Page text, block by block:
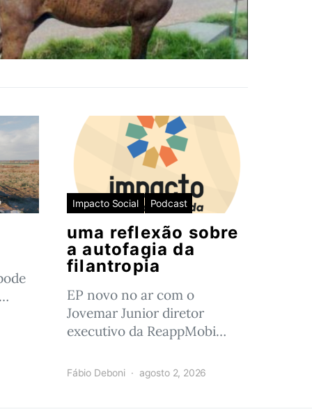
Impacto Social Podcast
uma reflexão sobre
a autofagia da
filantropia
EP novo no ar com o
Jovemar Junior diretor
executivo da ReappMobi…
Fábio Deboni agosto 2, 2026